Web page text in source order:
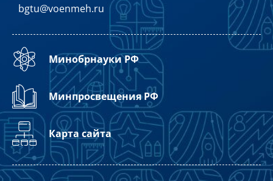
bgtu@voenmeh.ru
Минобрнауки РФ
Минпросвещения РФ
Карта сайта